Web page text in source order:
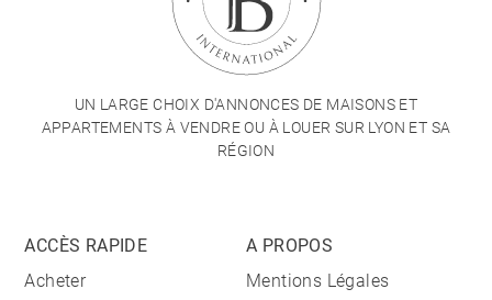
UN LARGE CHOIX D'ANNONCES DE MAISONS ET
APPARTEMENTS À VENDRE OU À LOUER SUR LYON ET SA
RÉGION
ACCÈS RAPIDE
Acheter
A PROPOS
Mentions Légales